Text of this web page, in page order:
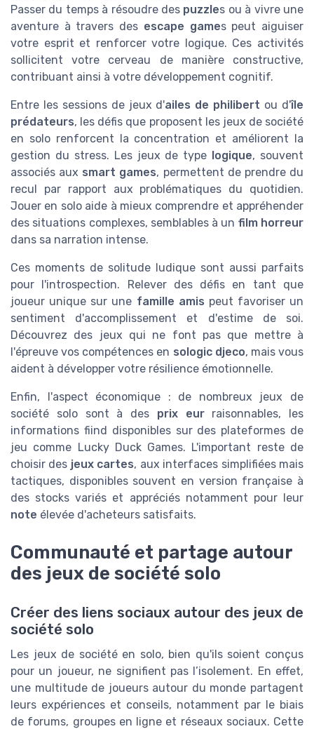
Passer du temps à résoudre des puzzles ou à vivre une
aventure à travers des escape games peut aiguiser
votre esprit et renforcer votre logique. Ces activités
sollicitent votre cerveau de manière constructive,
contribuant ainsi à votre développement cognitif.
Entre les sessions de jeux d'ailes de philibert ou d'île
prédateurs, les défis que proposent les jeux de société
en solo renforcent la concentration et améliorent la
gestion du stress. Les jeux de type logique, souvent
associés aux smart games, permettent de prendre du
recul par rapport aux problématiques du quotidien.
Jouer en solo aide à mieux comprendre et appréhender
des situations complexes, semblables à un film horreur
dans sa narration intense.
Ces moments de solitude ludique sont aussi parfaits
pour l'introspection. Relever des défis en tant que
joueur unique sur une famille amis peut favoriser un
sentiment d'accomplissement et d'estime de soi.
Découvrez des jeux qui ne font pas que mettre à
l'épreuve vos compétences en sologic djeco, mais vous
aident à développer votre résilience émotionnelle.
Enfin, l'aspect économique : de nombreux jeux de
société solo sont à des prix eurraisonnables, les
informations fiind disponibles sur des plateformes de
jeu comme Lucky Duck Games. L'important reste de
choisir des jeux cartes, aux interfaces simplifiées mais
tactiques, disponibles souvent en version française à
des stocks variés et appréciés notamment pour leur
note élevée d'acheteurs satisfaits.
Communauté et partage autour
des jeux de société solo
Créer des liens sociaux autour des jeux de
société solo
Les jeux de société en solo, bien qu'ils soient conçus
pour un joueur, ne signifient pas l’isolement. En effet,
une multitude de joueurs autour du monde partagent
leurs expériences et conseils, notamment par le biais
de forums, groupes en ligne et réseaux sociaux. Cette